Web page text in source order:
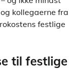
kollegaerne fra
festlige
til festlige